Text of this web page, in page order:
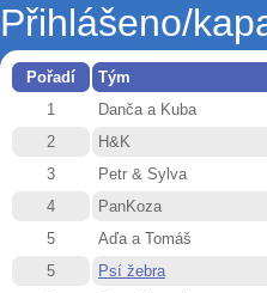
Přihlášeno/
Pořadí
Tým
1
Danča a Kuba
2
H&K
3
Petr & Sylva
4
PanKoza
5
Aďa a Tomáš
5
Psí žebra